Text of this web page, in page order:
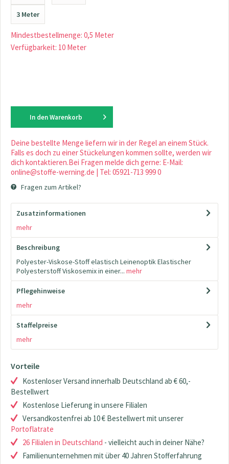
3 Meter
Mindestbestellmenge: 0,5 Meter
Verfügbarkeit: 10 Meter
In den Warenkorb
Deine bestellte Menge liefern wir in der Regel an einem Stück.
Falls es doch zu einer Stückelungen kommen sollte, werden wir
dich kontaktieren.Bei Fragen melde dich gerne: E-Mail:
online@stoffe-werning.de | Tel: 05921-713 999 0
Fragen zum Artikel?
Zusatzinformationen
mehr
Beschreibung
Polyester-Viskose-Stoff elastisch Leinenoptik Elastischer
Polyesterstoff Viskosemix in einer... mehr
Pflegehinweise
mehr
Staffelpreise
mehr
Vorteile
Kostenloser Versand innerhalb Deutschland ab € 60,-
Bestellwert
Kostenlose Lieferung in unsere Filialen
Versandkostenfrei ab 10 € Bestellwert mit unserer
Portoflatrate
26 Filialen in Deutschland - vielleicht auch in deiner Nähe?
Familienunternehmen mit über 40 Jahren Stofferfahrung